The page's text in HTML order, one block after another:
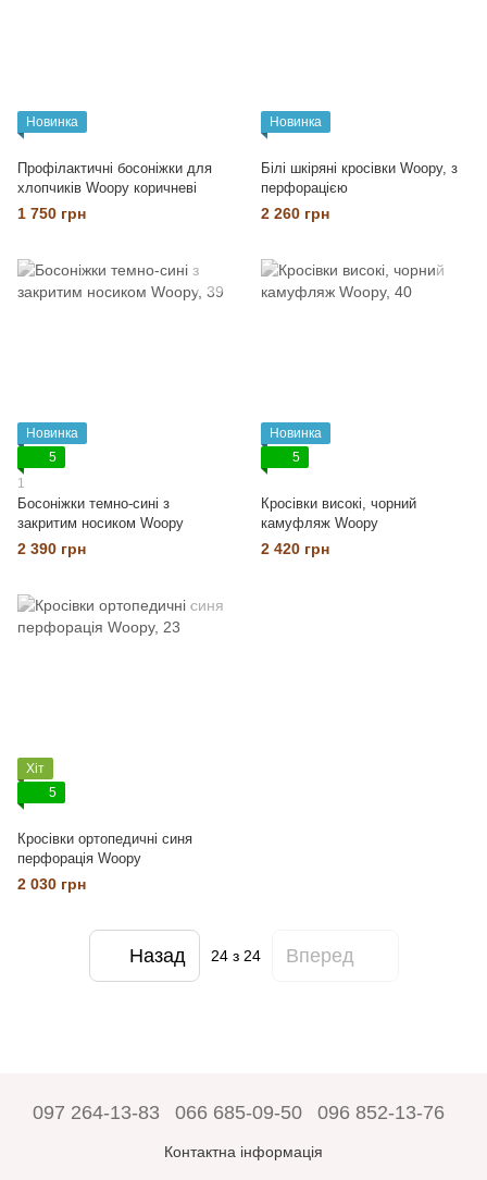
Новинка
Профілактичні босоніжки для
хлопчиків Woopy коричневі
1 750 грн
Новинка
Білі шкіряні кросівки Woopy, з
перфорацією
2 260 грн
Новинка
5
1
Босоніжки темно-сині з
закритим носиком Woopy
2 390 грн
Новинка
5
Кросівки високі, чорний
камуфляж Woopy
2 420 грн
Хіт
5
Кросівки ортопедичні синя
перфорація Woopy
2 030 грн
Назад 24з 24 Вперед
097 264-13-83 066 685-09-50 096 852-13-76
Контактна інформація